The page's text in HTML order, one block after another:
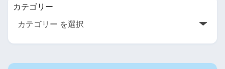
カテゴリー